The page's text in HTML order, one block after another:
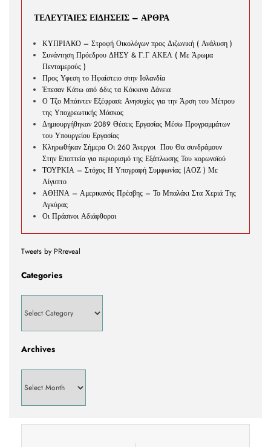
ΤΕΛΕΥΤΑΙΕΣ ΕΙΔΗΣΕΙΣ – ΑΡΘΡΑ
ΚΥΠΡΙΑΚΟ – Στροφή Οικολόγων προς Διζωνική ( Ανάλυση )
Συνάντηση Πρόεδρου ΔΗΣΥ & Γ.Γ ΑΚΕΛ ( Με Άρωμα
Πενταμερούς )
Προς Υφεση το Ηφαίστειο στην Ισλανδία
Έπεσαν Κάτω από 6δις τα Κόκκινα Δάνεια
Ο Τζο Μπάιντεν Εξέφρασε Ανησυχίες για την Άρση του Μέτρου
της Υποχρεωτικής Μάσκας
Δημιουργήθηκαν 2089 Θέσεις Εργασίας Μέσω Προγραμμάτων
του Υπουργείου Εργασίας
Κληρωθήκαν Σήμερα Οι 260 Άνεργοι Που Θα συνδράμουν
Στην Εποπτεία για περιορισμό της Εξάπλωσης Του κορωνοϊού
ΤΟΥΡΚΙΑ – Στόχος Η Υπογραφή Συμφωνίας (ΑΟΖ ) Με
Αίγυπτο
ΑΘΗΝΑ – Αμερικανός Πρέσβης – Το Μπαλάκι Στα Χεριά Της
Αγκύρας
Οι Πράσινοι Αδιάφθοροι
Tweets by PRreveal
Categories
Archives